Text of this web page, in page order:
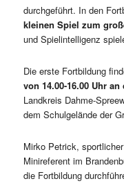
durchgeführt. In den
kleinen Spiel zum
und Spielintelligenz
Die erste Fortbildung
von 14.00-16.00 Uhr
Landkreis Dahme-
dem Schulgelände der
Mirko Petrick,
Minireferent im
die Fortbildung